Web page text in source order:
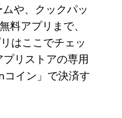
や、クックパッ
料アプリまで、
はここでチェッ
リストアの専用
イン」で決済す